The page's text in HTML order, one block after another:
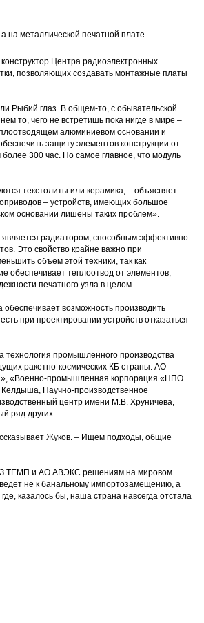
на металлической печатной плате.
Центра радиоэлектронных
позволяющих создавать монтажные платы
Рыбий глаз. В общем-то, с обывательской
то, чего не встретишь пока нигде в мире –
алюминиевом основании и
защиту элементов конструкции от
300 час. Но самое главное, что модуль
текстолиты или керамика, – объясняет
– устройств, имеющих большое
основании лишены таких проблем».
является радиатором, способным эффективно
Это свойство крайне важно при
объем этой техники, так как
обеспечивает теплоотвод от элементов,
печатного узла в целом.
возможность производить
при проектировании устройств отказаться
промышленного производства
ракетно-космических КБ страны: АО
«Военно-промышленная корпорация «НПО
Научно-производственное
центр имени М.В. Хруничева,
ряд других.
Жуков. – Ищем подходы, общие
ТЕМП и АО АВЭКС решениям на мировом
не к банальному импортозамещению, а
казалось бы, наша страна навсегда отстала